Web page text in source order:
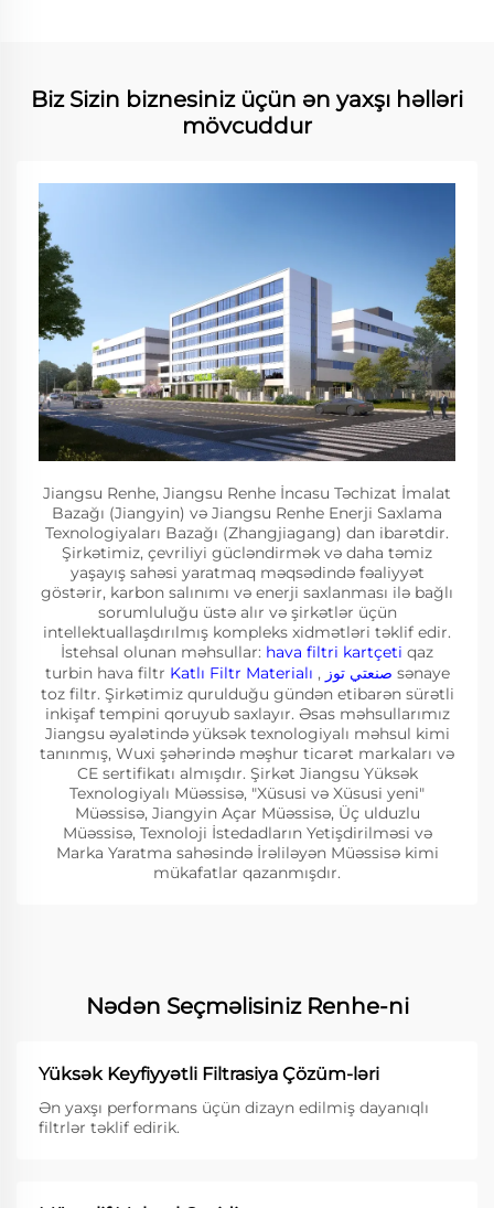
Biz Sizin biznesiniz üçün ən yaxşı həlləri
mövcuddur
Jiangsu Renhe, Jiangsu Renhe İncasu Təchizat İmalat
Bazağı (Jiangyin) və Jiangsu Renhe Enerji Saxlama
Texnologiyaları Bazağı (Zhangjiagang) dan ibarətdir.
Şirkətimiz, çevriliyi gücləndirmək və daha təmiz
yaşayış sahəsi yaratmaq məqsədində fəaliyyət
göstərir, karbon salınımı və enerji saxlanması ilə bağlı
sorumluluğu üstə alır və şirkətlər üçün
intellektuallaşdırılmış kompleks xidmətləri təklif edir.
İstehsal olunan məhsullar: hava filtri kartçeti qaz
turbin hava filtr Katlı Filtr Materialı ,
sənaye
toz filtr. Şirkətimiz qurulduğu gündən etibarən sürətli
inkişaf tempini qoruyub saxlayır. Əsas məhsullarımız
Jiangsu əyalətində yüksək texnologiyalı məhsul kimi
tanınmış, Wuxi şəhərində məşhur ticarət markaları və
CE sertifikatı almışdır. Şirkət Jiangsu Yüksək
Texnologiyalı Müəssisə, "Xüsusi və Xüsusi yeni"
Müəssisə, Jiangyin Açar Müəssisə, Üç ulduzlu
Müəssisə, Texnoloji İstedadların Yetişdirilməsi və
Marka Yaratma sahəsində İrəliləyən Müəssisə kimi
mükafatlar qazanmışdır.
Nədən Seçməlisiniz Renhe-ni
Yüksək Keyfiyyətli Filtrasiya Çözüm-ləri
Ən yaxşı performans üçün dizayn edilmiş dayanıqlı
filtrlər təklif edirik.